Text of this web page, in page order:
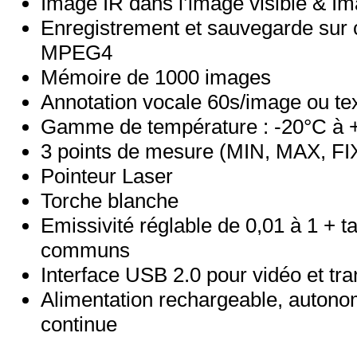
Enregistrement et sauvegarde
MPEG4
Mémoire de 1000 images
Annotation vocale 60s/image ou
Gamme de température : -20°C à
3 points de mesure (MIN, MAX,
Pointeur Laser
Torche blanche
Emissivité réglable de 0,01 à 1 +
communs
Interface USB 2.0 pour vidéo et
Alimentation rechargeable,
continue